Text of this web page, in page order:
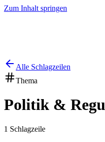
Zum Inhalt springen
Alle Schlagzeilen
Thema
Politik &
1 Schlagzeile